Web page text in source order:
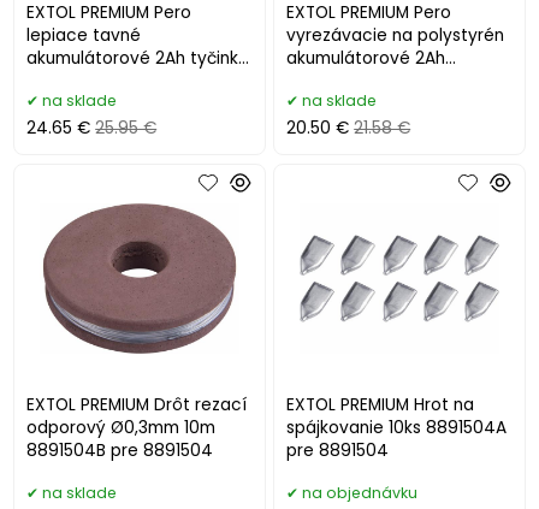
EXTOL PREMIUM Pero
lepiace tavné
akumulátorové 2Ah tyčinky
na sklade
24.65 € 25.95 €
EXTOL PREMIUM Pero
vyrezávacie na polystyrén
akumulátorové 2Ah
na sklade
20.50 € 21.58 €
EXTOL PREMIUM Drôt rezací
odporový Ø0,3mm 10m
8891504B pre 8891504
na sklade
EXTOL PREMIUM Hrot na
spájkovanie 10ks 8891504A
pre 8891504
na objednávku